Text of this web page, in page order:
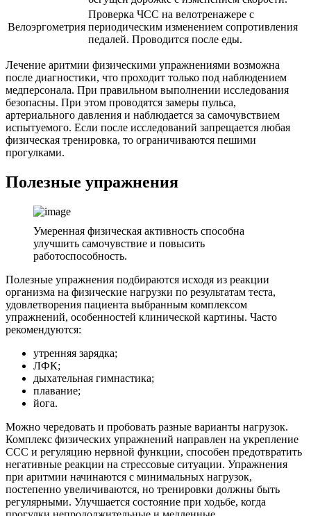
Велоэргометрия
Проверка ЧСС на велотренажере с
периодическим изменением сопротивления
педалей. Проводится после еды.
Лечение аритмии физическими упражнениями возможна
после диагностики, что проходит только под наблюдением
медперсонала. При правильном выполнении исследования
безопасны. При этом проводятся замеры пульса,
артериального давления и наблюдается за самочувствием
испытуемого. Если после исследований запрещается любая
физическая тренировка, то ограничиваются пешими
прогулками.
Полезные упражнения
Умеренная физическая активность способна
улучшить самочувствие и повысить
работоспособность.
Полезные упражнения подбираются исходя из реакции
организма на физические нагрузки по результатам теста,
удовлетворения пациента выбранным комплексом
упражнений, особенностей клинической картины. Часто
рекомендуются:
утренняя зарядка;
ЛФК;
дыхательная гимнастика;
плавание;
йога.
Можно чередовать и пробовать разные варианты нагрузок.
Комплекс физических упражнений направлен на укрепление
ССС и регуляцию нервной функции, способен предотвратить
негативные реакции на стрессовые ситуации. Упражнения
при аритмии начинаются с минимальных нагрузок,
постепенно увеличиваются, но тренировки должны быть
регулярными. Улучшается состояние при ходьбе, когда